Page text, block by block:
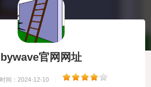
bywave官网网址
时间：2024-12-10